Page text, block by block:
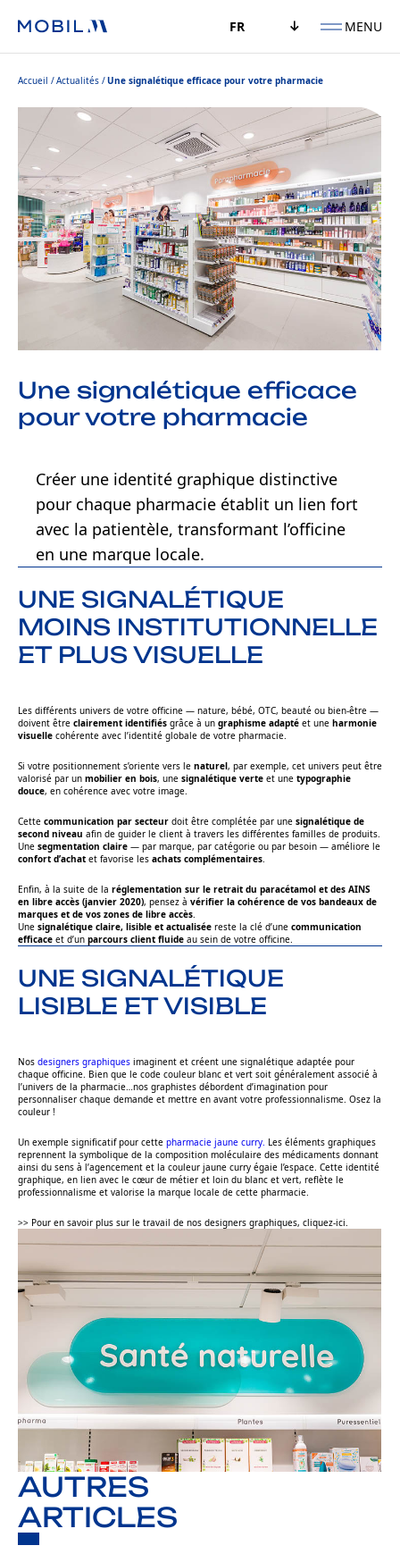
FR MENU
Accueil Actualités Une signalétique efficace pour votre pharmacie
Une signalétique efficace
pour votre pharmacie
Créer une identité graphique distinctive
pour chaque pharmacie établit un lien fort
avec la patientèle, transformant l’officine
en une marque locale.
UNE SIGNALÉTIQUE
MOINS INSTITUTIONNELLE
ET PLUS VISUELLE
Les différents univers de votre officine — nature, bébé, OTC, beauté ou bien-être —
doivent être clairement identifiés grâce à un graphisme adapté et une harmonie
visuelle cohérente avec l’identité globale de votre pharmacie.
Si votre positionnement s’oriente vers le naturel, par exemple, cet univers peut être
valorisé par un mobilier en bois, une signalétique verte et une typographie
douce, en cohérence avec votre image.
Cette communication par secteur doit être complétée par une signalétique de
second niveau afin de guider le client à travers les différentes familles de produits.
Une segmentation claire — par marque, par catégorie ou par besoin — améliore le
confort d’achat et favorise les achats complémentaires.
Enfin, à la suite de la réglementation sur le retrait du paracétamol et des AINS
en libre accès (janvier 2020), pensez à vérifier la cohérence de vos bandeaux de
marques et de vos zones de libre accès.
Une signalétique claire, lisible et actualisée reste la clé d’une communication
efficace et d’un parcours client fluide au sein de votre officine.
UNE SIGNALÉTIQUE
LISIBLE ET VISIBLE
Nos designers graphiques imaginent et créent une signalétique adaptée pour
chaque officine. Bien que le code couleur blanc et vert soit généralement associé à
l’univers de la pharmacie…nos graphistes débordent d’imagination pour
personnaliser chaque demande et mettre en avant votre professionnalisme. Osez la
couleur !
Un exemple significatif pour cette pharmacie jaune curry. Les éléments graphiques
reprennent la symbolique de la composition moléculaire des médicaments donnant
ainsi du sens à l’agencement et la couleur jaune curry égaie l’espace. Cette identité
graphique, en lien avec le cœur de métier et loin du blanc et vert, reflète le
professionnalisme et valorise la marque locale de cette pharmacie.
>> Pour en savoir plus sur le travail de nos designers graphiques, cliquez-ici.
AUTRES
ARTICLES